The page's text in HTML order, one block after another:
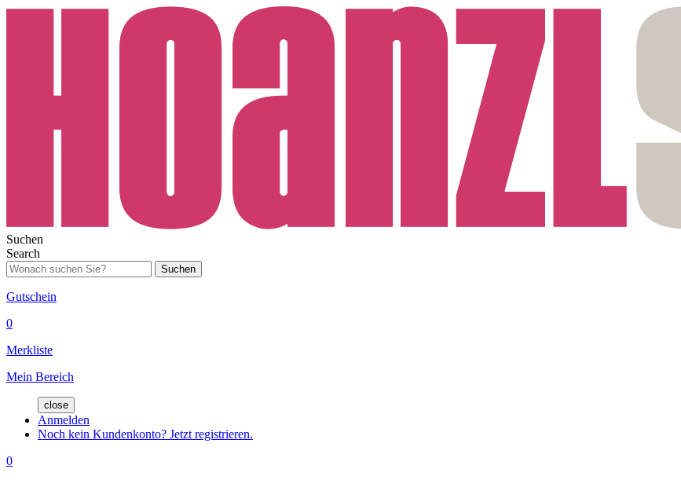
Suchen
Search
Suchen
Gutschein
0
Merkliste
Mein Bereich
close
Anmelden
Noch kein Kundenkonto? Jetzt registrieren.
0